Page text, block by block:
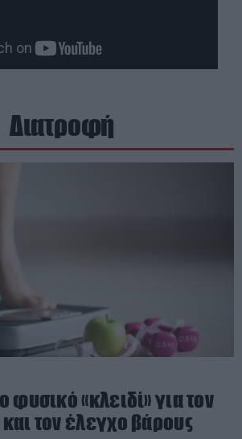
Διατροφή
φυσικό «κλειδί» για τον
τον έλεγχο βάρους